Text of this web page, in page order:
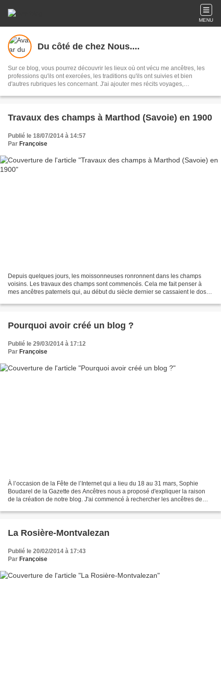
MENU
Du côté de chez Nous....
Sur ce blog, vous pourrez découvrir les lieux où ont vécu me ancêtres, les
professions qu'ils ont exercées, les traditions qu'ils ont suivies et bien
d'autres rubriques les concernant. J'ai ajouter mes récits voyages,
de mes ancêtres sur la chronique familiale de Geneanet :
Travaux des champs à Marthod (Savoie) en 1900
Publié le 18/07/2014 à 14:57
Par Françoise
Depuis quelques jours, les moissonneuses ronronnent dans les champs
voisins. Les travaux des champs sont commencés. Cela me fait penser à
mes ancêtres paternels qui, au début du siècle dernier se cassaient le dos
Pourquoi avoir créé un blog ?
Publié le 29/03/2014 à 17:12
Par Françoise
À l’occasion de la Fête de l’Internet qui a lieu du 18 au 31 mars, Sophie
Boudarel de la Gazette des Ancêtres nous a proposé d'expliquer la raison
de la création de notre blog. J'ai commencé à rechercher les ancêtres de
La Rosière-Montvalezan
Publié le 20/02/2014 à 17:43
Par Françoise